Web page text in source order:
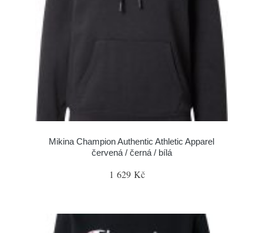
Mikina Champion Authentic Athletic Apparel
červená / černá / bílá
1 629 Kč